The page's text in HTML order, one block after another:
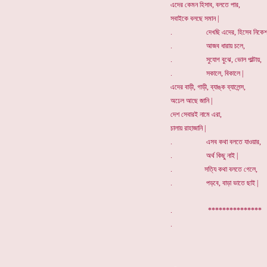
এদের কেমন হিসাব, বলতে পার,
সবাইকে বলছে সমান |
. দেখছি এদের, হিসেব
. আজব ধারায় চলে,
. সুযোগ বুঝে, ভোল পাল্টায়,
. সকালে, বিকালে |
এদের বাড়ী, গাড়ী, ব্যাঙ্ক ব্যালেন্স,
অঢেল আছে জানি |
দেশ সেবারই নামে এরা,
চালায় রাহাজানি |
. এসব কথা বলতে যাওয়ার,
. অর্থ কিছু নাই |
. সত্যি কথা বলতে গেলে,
. পড়বে, বাড়া ভাতে ছাই |
. ***************